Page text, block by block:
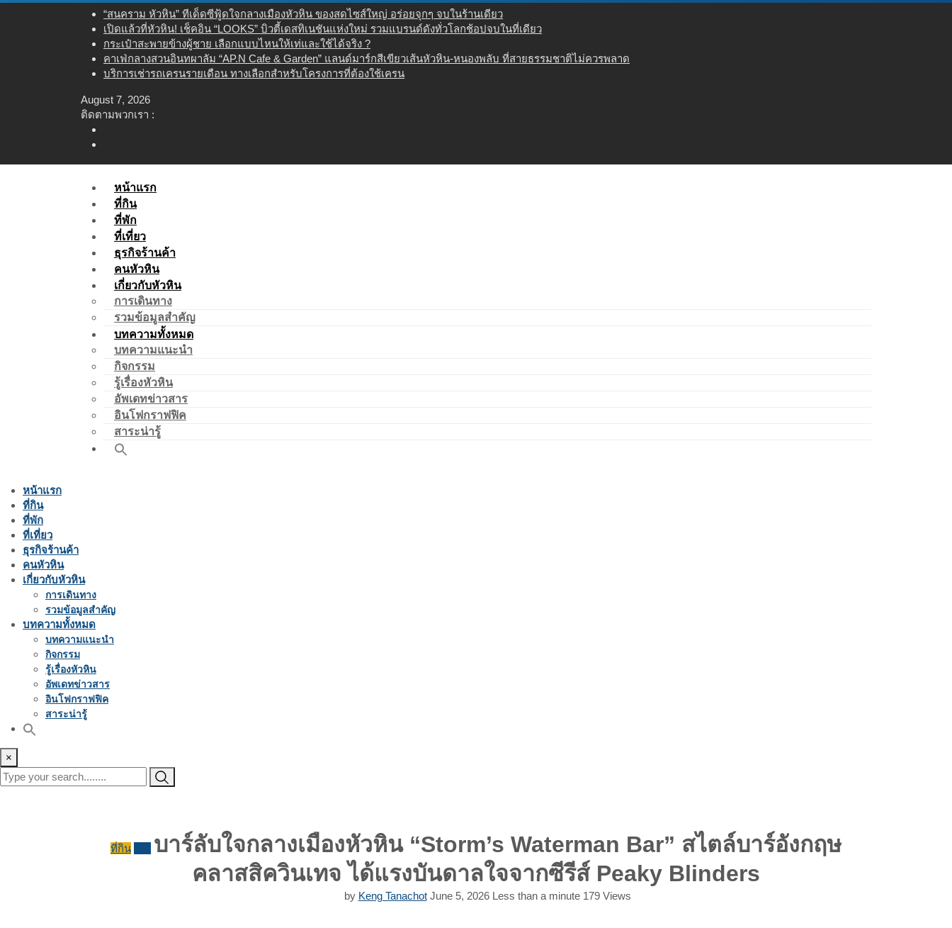
“สนคราม หัวหิน” ทีเด็ดซีฟู้ดใจกลางเมืองหัวหิน ของสดไซส์ใหญ่ อร่อยจุกๆ จบในร้านเดียว
เปิดแล้วที่หัวหิน! เช็คอิน “LOOKS” บิวตี้เดสทิเนชันแห่งใหม่ รวมแบรนด์ดังทั่วโลกช้อปจบในที่เดียว
กระเป๋าสะพายข้างผู้ชาย เลือกแบบไหนให้เท่และใช้ได้จริง ?
คาเฟ่กลางสวนอินทผาลัม “AP.N Cafe & Garden” แลนด์มาร์กสีเขียวเส้นหัวหิน-หนองพลับ ที่สายธรรมชาติไม่ควรพลาด
บริการเช่ารถเครนรายเดือน ทางเลือกสำหรับโครงการที่ต้องใช้เครน
August 7, 2026
ติดตามพวกเรา :
หน้าแรก
ที่กิน
ที่พัก
ที่เที่ยว
ธุรกิจร้านค้า
คนหัวหิน
เกี่ยวกับหัวหิน
การเดินทาง
รวมข้อมูลสำคัญ
บทความทั้งหมด
บทความแนะนำ
กิจกรรม
รู้เรื่องหัวหิน
อัพเดทข่าวสาร
อินโฟกราฟฟิค
สาระน่ารู้
หน้าแรก
ที่กิน
ที่พัก
ที่เที่ยว
ธุรกิจร้านค้า
คนหัวหิน
เกี่ยวกับหัวหิน
การเดินทาง
รวมข้อมูลสำคัญ
บทความทั้งหมด
บทความแนะนำ
กิจกรรม
รู้เรื่องหัวหิน
อัพเดทข่าวสาร
อินโฟกราฟฟิค
สาระน่ารู้
×
ที่กิน
บาร์ลับใจกลางเมืองหัวหิน “Storm’s Waterman Bar” สไตล์บาร์อังกฤษ
คลาสสิควินเทจ ได้แรงบันดาลใจจากซีรีส์ Peaky Blinders
by Keng Tanachot June 5, 2026 Less than a minute 179Views